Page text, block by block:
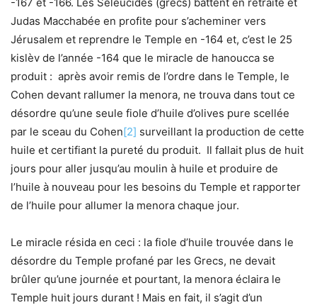
Judas Macchabée en profite pour s’acheminer vers
Jérusalem et reprendre le Temple en -164 et, c’est le 25
kislèv de l’année -164 que le miracle de hanoucca se
produit : après avoir remis de l’ordre dans le Temple, le
Cohen devant rallumer la menora, ne trouva dans tout ce
désordre qu’une seule fiole d’huile d’olives pure scellée
par le sceau du Cohen[2] surveillant la production de cette
huile et certifiant la pureté du produit. Il fallait plus de huit
jours pour aller jusqu’au moulin à huile et produire de
l’huile à nouveau pour les besoins du Temple et rapporter
de l’huile pour allumer la menora chaque jour.
Le miracle résida en ceci : la fiole d’huile trouvée dans le
désordre du Temple profané par les Grecs, ne devait
brûler qu’une journée et pourtant, la menora éclaira le
Temple huit jours durant ! Mais en fait, il s’agit d’un